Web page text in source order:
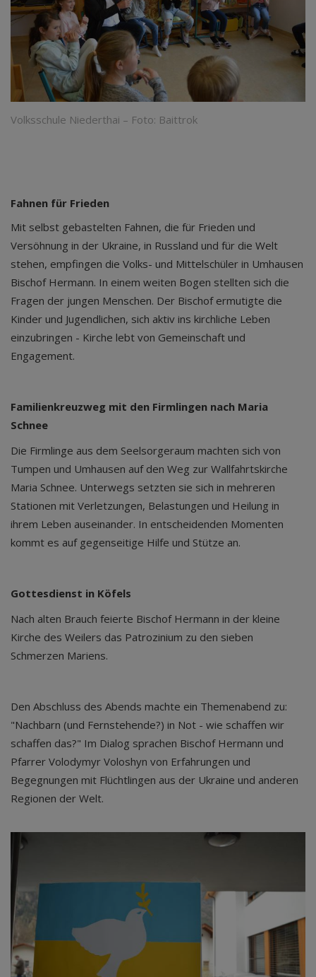
Volksschule Niederthai – Foto: Baittrok
Fahnen für Frieden
Mit selbst gebastelten Fahnen, die für Frieden und
Versöhnung in der Ukraine, in Russland und für die Welt
stehen, empfingen die Volks- und Mittelschüler in Umhausen
Bischof Hermann. In einem weiten Bogen stellten sich die
Fragen der jungen Menschen. Der Bischof ermutigte die
Kinder und Jugendlichen, sich aktiv ins kirchliche Leben
einzubringen - Kirche lebt von Gemeinschaft und
Engagement.
Familienkreuzweg mit den Firmlingen nach Maria
Schnee
Die Firmlinge aus dem Seelsorgeraum machten sich von
Tumpen und Umhausen auf den Weg zur Wallfahrtskirche
Maria Schnee. Unterwegs setzten sie sich in mehreren
Stationen mit Verletzungen, Belastungen und Heilung in
ihrem Leben auseinander. In entscheidenden Momenten
kommt es auf gegenseitige Hilfe und Stütze an.
Gottesdienst in Köfels
Nach alten Brauch feierte Bischof Hermann in der kleine
Kirche des Weilers das Patrozinium zu den sieben
Schmerzen Mariens.
Den Abschluss des Abends machte ein Themenabend zu:
"Nachbarn (und Fernstehende?) in Not - wie schaffen wir
schaffen das?" Im Dialog sprachen Bischof Hermann und
Pfarrer Volodymyr Voloshyn von Erfahrungen und
Begegnungen mit Flüchtlingen aus der Ukraine und anderen
Regionen der Welt.